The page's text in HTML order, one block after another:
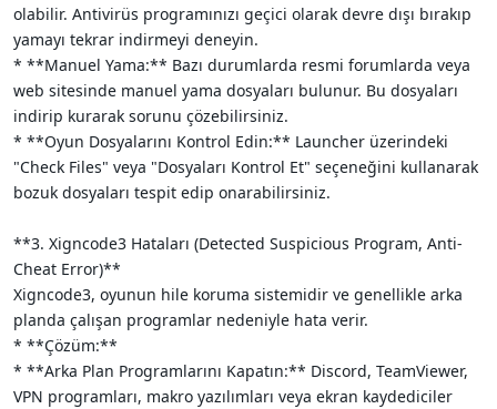
olabilir. Antivirüs programınızı geçici olarak devre dışı bırakıp
yamayı tekrar indirmeyi deneyin.
* **Manuel Yama:** Bazı durumlarda resmi forumlarda veya
web sitesinde manuel yama dosyaları bulunur. Bu dosyaları
indirip kurarak sorunu çözebilirsiniz.
* **Oyun Dosyalarını Kontrol Edin:** Launcher üzerindeki
"Check Files" veya "Dosyaları Kontrol Et" seçeneğini kullanarak
bozuk dosyaları tespit edip onarabilirsiniz.
**3. Xigncode3 Hataları (Detected Suspicious Program, Anti-
Cheat Error)**
Xigncode3, oyunun hile koruma sistemidir ve genellikle arka
planda çalışan programlar nedeniyle hata verir.
* **Çözüm:**
* **Arka Plan Programlarını Kapatın:** Discord, TeamViewer,
VPN programları, makro yazılımları veya ekran kaydediciler